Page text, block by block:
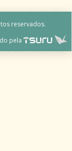
reservados.
pela